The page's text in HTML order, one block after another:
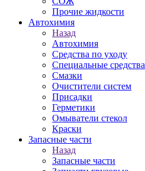
Прочие жидкости
Автохимия
Назад
Автохимия
Средства по уходу
Специальные средства
Смазки
Очистители систем
Присадки
Герметики
Омыватели стекол
Краски
Запасные части
Назад
Запасные части